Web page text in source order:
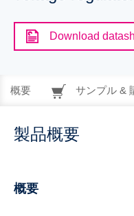
Download
概要 サンプル &
製品概要
概要